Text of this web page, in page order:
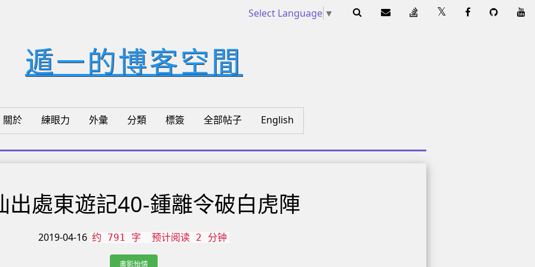
Select Language ▼
遁一的博客空間
關於 練眼力 外彙 分類 標簽 全部帖子 English
出處東遊記40-鍾離令破白虎陣
2019-04-16 约 791 字 预计阅读 2 分钟
書影怡情